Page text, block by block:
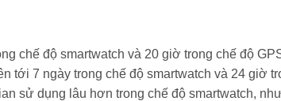
chế độ smartwatch và 20 giờ trong chế độ
tới 7 ngày trong chế độ smartwatch và 24 giờ
sử dụng lâu hơn trong chế độ smartwatch,